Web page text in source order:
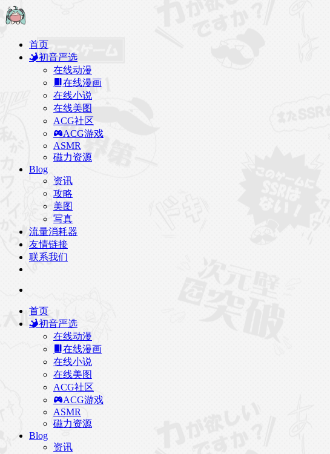
首页
初音严选
在线动漫
在线漫画
在线小说
在线美图
ACG社区
ACG游戏
ASMR
磁力资源
Blog
资讯
攻略
美图
写真
流量消耗器
友情链接
联系我们
首页
初音严选
在线动漫
在线漫画
在线小说
在线美图
ACG社区
ACG游戏
ASMR
磁力资源
Blog
资讯